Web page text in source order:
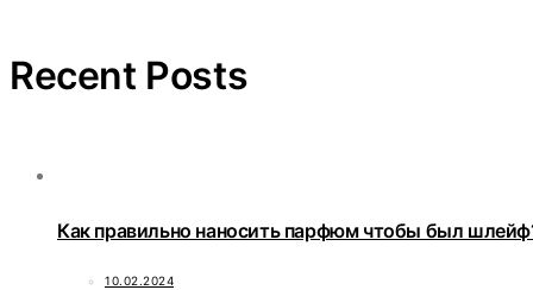
Recent Posts
Как правильно наносить парфюм чтобы был
10.02.2024